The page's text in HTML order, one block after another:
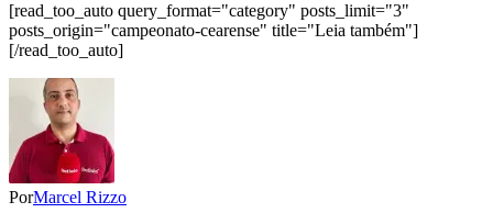
[read_too_auto query_format="category" posts_limit="3"
posts_origin="campeonato-cearense" title="Leia também"]
[/read_too_auto]
PorMarcel Rizzo